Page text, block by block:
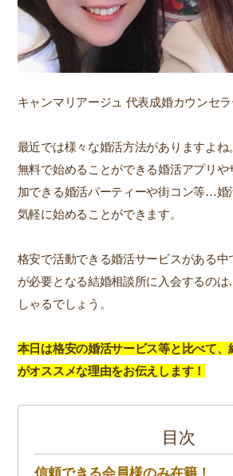
キャンマリアージュ 代表成婚カウンセ
最近では様々な婚活方法がありますよね。
無料で始めることができる婚活アプリや
加できる婚活パーティーや街コン等…婚
気軽に始めることができます。
格安で活動できる婚活サービスがある
が必要となる結婚相談所に入会するの
しゃるでしょう。
本日は格安の婚活サービス等と比べて
がオススメな理由をお伝えします！
目次